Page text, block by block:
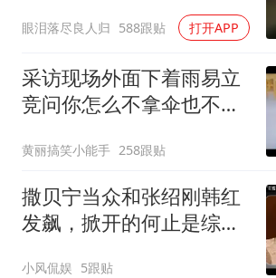
眼泪落尽良人归 588跟贴 打开APP
采访现场外面下着雨易立
竞问你怎么不拿伞也不穿
黄丽搞笑小能手 258跟贴
撒贝宁当众和张绍刚韩红
发飙，掀开的何止是综艺
小风侃娱 5跟贴